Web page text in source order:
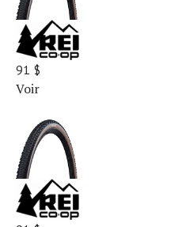
91 $
Voir